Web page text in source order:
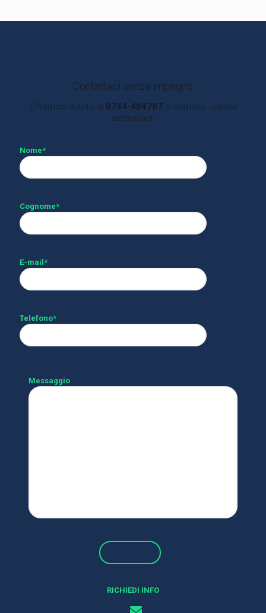
Contattaci senza impegno
Chiamaci subito al 0744-404707o compila i campi
sottostanti
Nome*
Cognome*
E-mail*
Telefono*
Messaggio
RICHIEDI INFO